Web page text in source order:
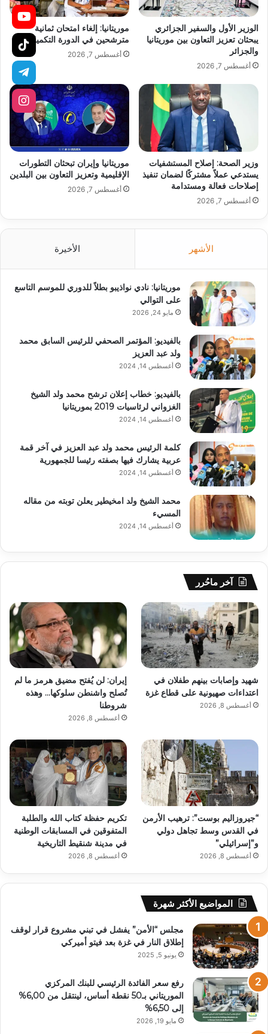
الوزير الأول والسفير الجزائري
يبحثان تعزيز التعاون بين موريتانيا
والجزائر
أغسطس 7, 2026
موريتانيا: إلغاء امتحان ثمانية
مترشحين في الدورة التكميلية
أغسطس 7, 2026
وزير الصحة: إصلاح المستشفيات
يستدعي عملاً مشتركًا لضمان تنفيذ
إصلاحات فعالة ومستدامة
أغسطس 7, 2026
موريتانيا وإيران تبحثان التطورات
الإقليمية وتعزيز التعاون بين البلدين
أغسطس 7, 2026
الأشهر الأخيرة
موريتانيا: نادي نواذيبو بطلاً للدوري للموسم التاسع
على التوالي
مايو 24, 2026
بالفيديو: المؤتمر الصحفي للرئيس السابق محمد
ولد عبد العزيز
أغسطس 14, 2024
بالفيديو: خطاب إعلان ترشح محمد ولد الشيخ
الغزواني لرئاسيات 2019 بموريتانيا
أغسطس 14, 2024
كلمة الرئيس محمد ولد عبد العزيز في آخر قمة
عربية يشارك فيها بصفته رئيسا للجمهورية
أغسطس 14, 2024
محمد الشيخ ولد امخيطير يعلن توبته من مقاله
المسيء
أغسطس 14, 2024
آخر ماحُرر
شهيد وإصابات بينهم طفلان في
اعتداءات صهيونية على قطاع غزة
أغسطس 8, 2026
إيران: لن يُفتح مضيق هرمز ما لم
تُصلح واشنطن سلوكها… وهذه
شروطنا
أغسطس 8, 2026
“جيروزاليم بوست”: ترهيب الأرمن
في القدس وسط تجاهل دولي
و”إسرائيلي”
أغسطس 8, 2026
تكريم حفظة كتاب الله والطلبة
المتفوقين في المسابقات الوطنية
في مدينة شنقيط التاريخية
أغسطس 8, 2026
المواضيع الأكثر شهرة
مجلس “الأمن” يفشل في تبني مشروع قرار لوقف
إطلاق النار في غزة بعد فيتو أميركي
يونيو 5, 2025
رفع سعر الفائدة الرئيسي للبنك المركزي
الموريتاني بـ50 نقطة أساس، لينتقل من 6,00%
إلى 6,50%
مايو 19, 2026